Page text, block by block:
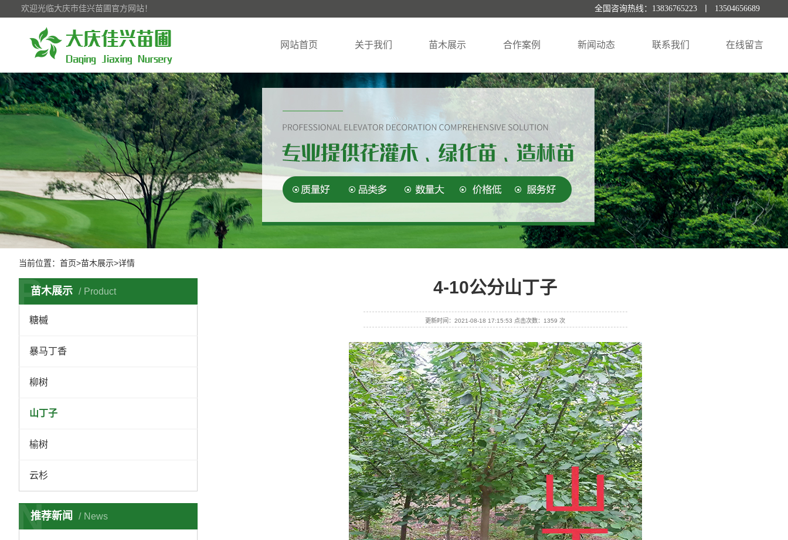
欢迎光临大庆市佳兴苗圃官方网站！ 全国咨询热线：13836765223 丨 13504656689
网站首页 关于我们
公司简介
苗木展示
糖槭
柳树
山丁子
云杉
合作案例
苗木实景案例
新闻动态
公司新闻
行业资讯
常见问题
联系我们 在线留言
当前位置： 首页>苗木展示>详情
苗木展示 Product
P
糖槭
暴马丁香
柳树
山丁子
榆树
云杉
推荐新闻 News
N
4-10公分山丁子
更新时间：2021-08-18 17:15:53 点击次数：1359 次